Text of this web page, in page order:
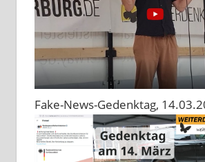
Fake-News-Gedenktag,